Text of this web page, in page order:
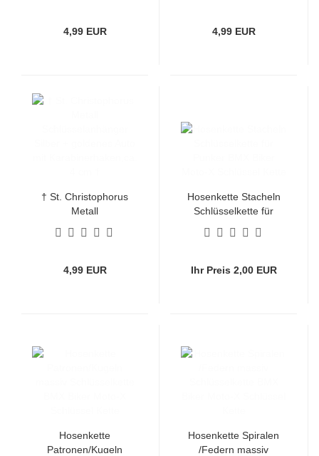
4 cm †
4,99 EUR
cm †
4,99 EUR
† St. Christophorus
Metall
Silber + goldenes Auto
4 cm †
4,99 EUR
Hosenkette Stacheln
Schlüsselkette für
Moto-X Schlüssel Kette
Ihr Preis 2,00 EUR
Hosenkette
Patronen/Kugeln
Hosenkette Spiralen
/Federn massiv